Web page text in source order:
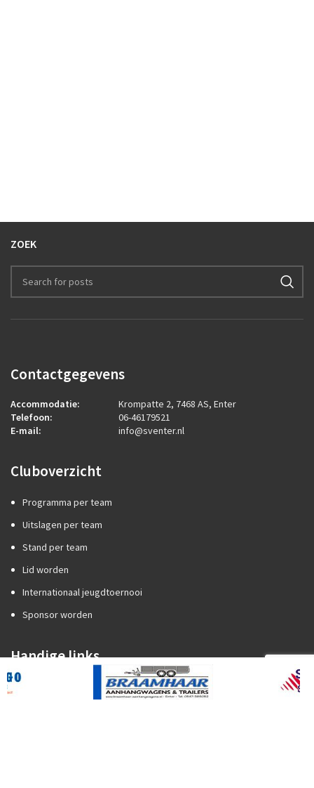
ZOEK
Contactgegevens
Accommodatie:
Krompatte 2, 7468 AS, Enter
Telefoon:
06-46179521
E-mail:
info@sventer.nl
Cluboverzicht
Programma per team
Uitslagen per team
Stand per team
Lid worden
Internationaal jeugdtoernooi
Sponsor worden
Handige links